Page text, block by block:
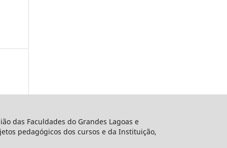
das Faculdades do Grandes Lagoas e
pedagógicos dos cursos e da Instituição,